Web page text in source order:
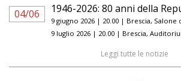
04/06 1946-2026: 80 anni della
9 giugno 2026 | 20.00 | Brescia, Salone
9 luglio 2026 | 20.00 | Brescia,
Leggi tutte le notizie